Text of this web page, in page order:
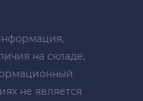
на складе,
не является